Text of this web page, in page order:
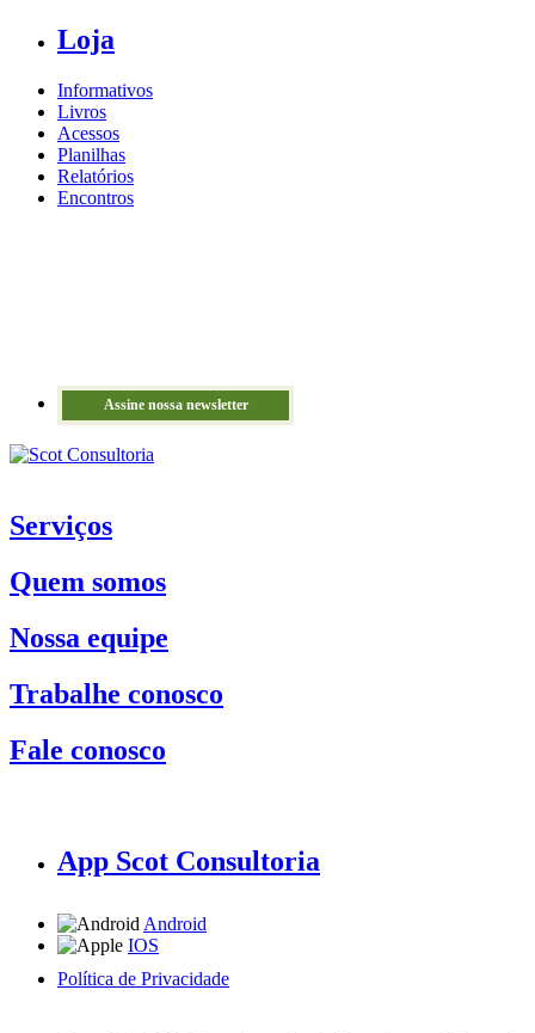
Loja
Informativos
Livros
Acessos
Planilhas
Relatórios
Encontros
Assine nossa newsletter
Serviços
Quem somos
Nossa equipe
Trabalhe conosco
Fale conosco
App Scot Consultoria
Android
IOS
Política de Privacidade